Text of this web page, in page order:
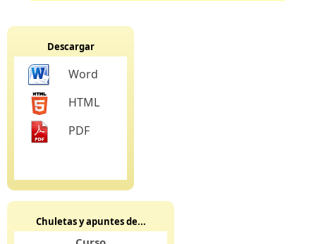
Descargar
Word
HTML
PDF
Chuletas y apuntes de...